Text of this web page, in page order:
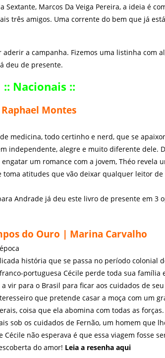
Sextante, Marcos Da Veiga Pereira, a ideia é
três amigos. Uma corrente do bem que já
a campanha. Fizemos uma listinha com
deu de presente.
:: Nacionais ::
Montes
medicina, todo certinho e nerd, que se
independente, alegre e muito diferente dele.
um romance com a jovem, Théo revela
toma atitudes que vão deixar qualquer leitor de
Andrade já deu este livro de presente em 3
do Ouro | Marina Carvalho
história que se passa no período colonial
portuguesa Cécile perde toda sua família
vir para o Brasil para ficar aos cuidados de
que pretende casar a moça com um
coisa que ela abomina com todas as
sob os cuidados de Fernão, um homem que
Cécile não esperava é que essa viagem fosse
do amor! Leia a resenha aqui